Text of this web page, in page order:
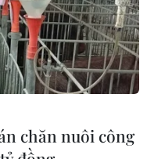
chăn nuôi công